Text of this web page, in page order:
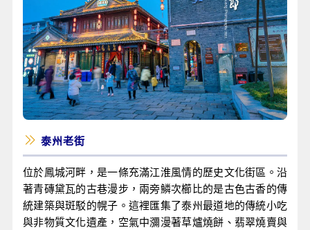
泰州老街
位於鳳城河畔，是一條充滿江淮風情的歷史文化街區。沿
著青磚黛瓦的古巷漫步，兩旁鱗次櫛比的是古色古香的傳
統建築與斑駁的幌子。這裡匯集了泰州最道地的傳統小吃
與非物質文化遺產，空氣中瀰漫著草爐燒餅、翡翠燒賣與